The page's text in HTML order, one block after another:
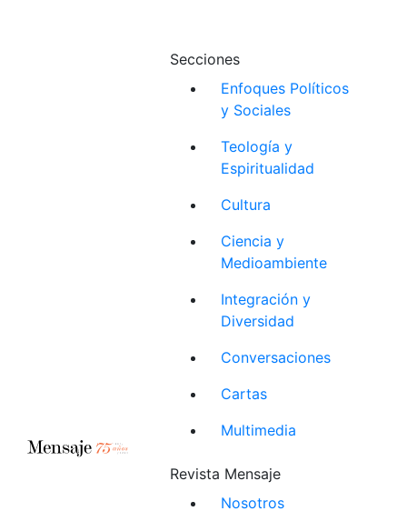
Secciones
Enfoques Políticos
y Sociales
Teología y
Espiritualidad
Cultura
Ciencia y
Medioambiente
Integración y
Diversidad
Conversaciones
Cartas
Multimedia
Revista Mensaje
Nosotros